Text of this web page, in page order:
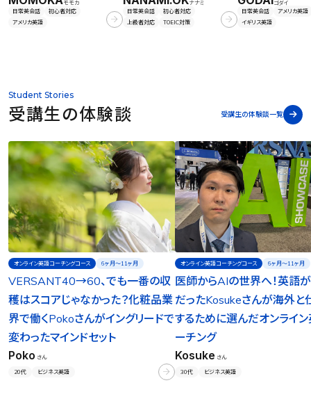
モモカ
日常英会話
初心者対応
アメリカ英語
ナナミ
日常英会話
初心者対応
上級者対応
TOEIC対策
ゴダイ
日常英会話
アメリカ英語
イギリス英語
Student Stories
受講生の体験談 受講生の体験談一覧
オンライン英語コーチングコース 6ヶ月〜11ヶ月
VERSANT40→60、でも一番の収
穫はスコアじゃなかった？化粧品業
界で働くPokoさんがイングリードで
変わったマインドセット
Poko さん
20代 ビジネス英語
オンライン英語コーチングコース 6ヶ月〜11ヶ月
医師からAIの世界へ！英語
だったKosukeさんが海外と
するために選んだオンライ
ーチング
Kosuke さん
30代 ビジネス英語